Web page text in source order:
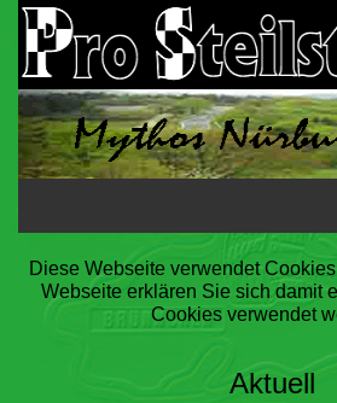
Startseite
Steilstrecke
Diese Webseite verwendet
Webseite erklären Sie sich damit
Cookies verwendet
Aktuell